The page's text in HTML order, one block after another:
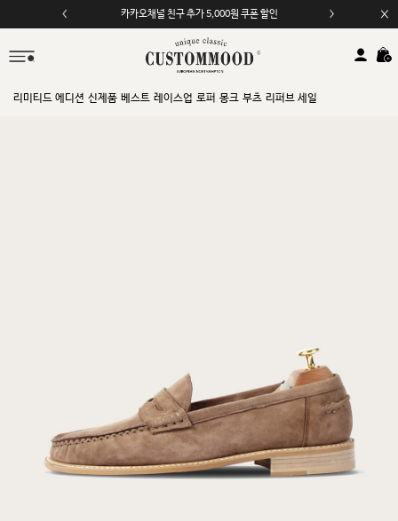
카카오채널 친구 추가 5,000원 쿠폰 할인
리미티드 에디션 신제품 베스트 레이스업 로퍼 몽크 부츠 리퍼브 세일